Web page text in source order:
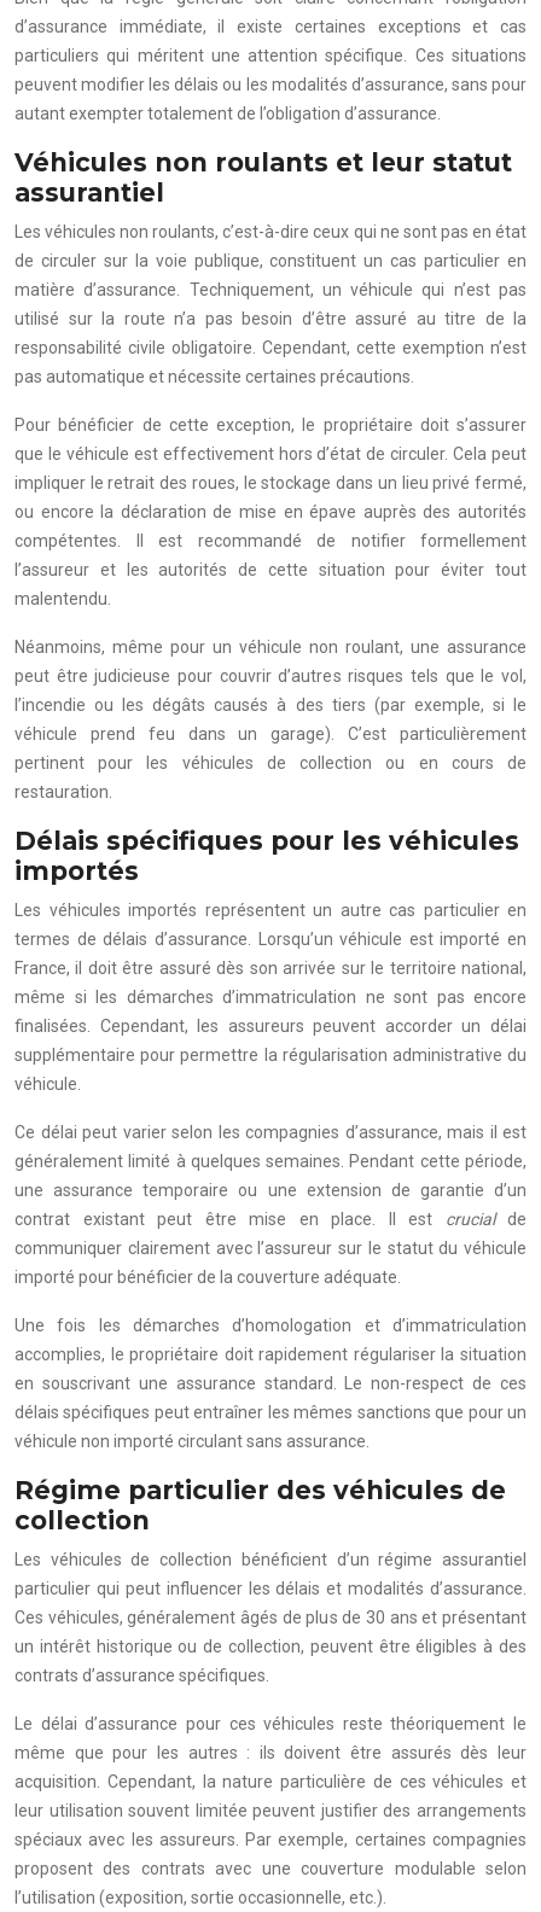
d’assurance immédiate, il existe certaines exceptions et cas
particuliers qui méritent une attention spécifique. Ces situations
peuvent modifier les délais ou les modalités d’assurance, sans pour
autant exempter totalement de l’obligation d’assurance.
Véhicules non roulants et leur statut
assurantiel
Les véhicules non roulants, c’est-à-dire ceux qui ne sont pas en état
de circuler sur la voie publique, constituent un cas particulier en
matière d’assurance. Techniquement, un véhicule qui n’est pas
utilisé sur la route n’a pas besoin d’être assuré au titre de la
responsabilité civile obligatoire. Cependant, cette exemption n’est
pas automatique et nécessite certaines précautions.
Pour bénéficier de cette exception, le propriétaire doit s’assurer
que le véhicule est effectivement hors d’état de circuler. Cela peut
impliquer le retrait des roues, le stockage dans un lieu privé fermé,
ou encore la déclaration de mise en épave auprès des autorités
compétentes. Il est recommandé de notifier formellement
l’assureur et les autorités de cette situation pour éviter tout
malentendu.
Néanmoins, même pour un véhicule non roulant, une assurance
peut être judicieuse pour couvrir d’autres risques tels que le vol,
l’incendie ou les dégâts causés à des tiers (par exemple, si le
véhicule prend feu dans un garage). C’est particulièrement
pertinent pour les véhicules de collection ou en cours de
restauration.
Délais spécifiques pour les véhicules
importés
Les véhicules importés représentent un autre cas particulier en
termes de délais d’assurance. Lorsqu’un véhicule est importé en
France, il doit être assuré dès son arrivée sur le territoire national,
même si les démarches d’immatriculation ne sont pas encore
finalisées. Cependant, les assureurs peuvent accorder un délai
supplémentaire pour permettre la régularisation administrative du
véhicule.
Ce délai peut varier selon les compagnies d’assurance, mais il est
généralement limité à quelques semaines. Pendant cette période,
une assurance temporaire ou une extension de garantie d’un
contrat existant peut être mise en place. Il est crucial de
communiquer clairement avec l’assureur sur le statut du véhicule
importé pour bénéficier de la couverture adéquate.
Une fois les démarches d’homologation et d’immatriculation
accomplies, le propriétaire doit rapidement régulariser la situation
en souscrivant une assurance standard. Le non-respect de ces
délais spécifiques peut entraîner les mêmes sanctions que pour un
véhicule non importé circulant sans assurance.
Régime particulier des véhicules de
collection
Les véhicules de collection bénéficient d’un régime assurantiel
particulier qui peut influencer les délais et modalités d’assurance.
Ces véhicules, généralement âgés de plus de 30 ans et présentant
un intérêt historique ou de collection, peuvent être éligibles à des
contrats d’assurance spécifiques.
Le délai d’assurance pour ces véhicules reste théoriquement le
même que pour les autres : ils doivent être assurés dès leur
acquisition. Cependant, la nature particulière de ces véhicules et
leur utilisation souvent limitée peuvent justifier des arrangements
spéciaux avec les assureurs. Par exemple, certaines compagnies
proposent des contrats avec une couverture modulable selon
l’utilisation (exposition, sortie occasionnelle, etc.).